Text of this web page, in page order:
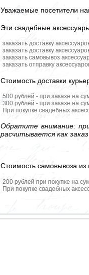
Уважаемые посетители
Эти свадебные
заказать доставку
заказать доставку
заказать самовывоз
заказать отправку
Стоимость доставки
500 рублей - при заказе на
300 рублей - при заказе на
При покупке свадебных
Обратите внимание:
расчитывается как
Стоимость самовывоза из
200 рублей при покупке на
При покупке свадебных